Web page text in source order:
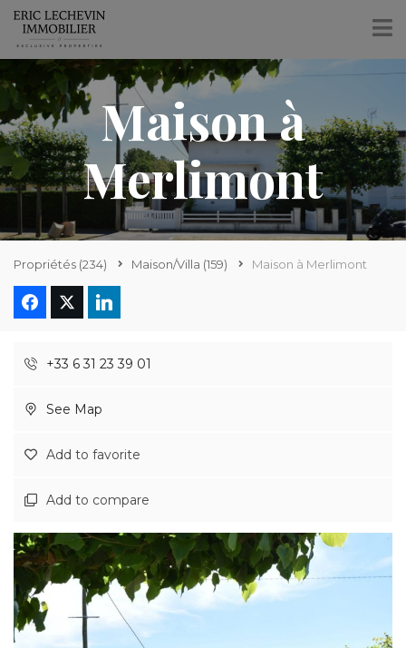
Maison à
Merlimont
Propriétés (234) Maison/Villa (159) Maison à Merlimont
+33 6 31 23 39 01
See Map
Add to favorite
Add to compare